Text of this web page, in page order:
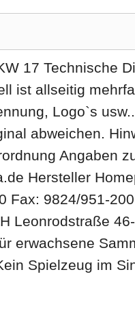
17 Technische
ist allseitig
Logo`s
abweichen.
Angaben
Hersteller
Fax: 9824/951-
Leonrodstraße
erwachsene
Spielzeug im